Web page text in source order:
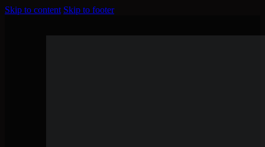
Skip to content Skip to footer